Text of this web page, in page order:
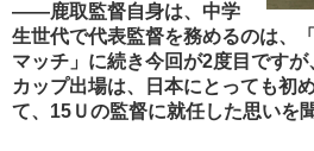
――鹿取監督自身は、中学
生世代で代表監督を務めるのは、
マッチ」に続き今回が2度目です
カップ出場は、日本にとっても初
て、15Ｕの監督に就任した思いを